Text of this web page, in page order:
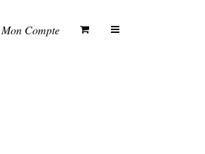
Mon Compte